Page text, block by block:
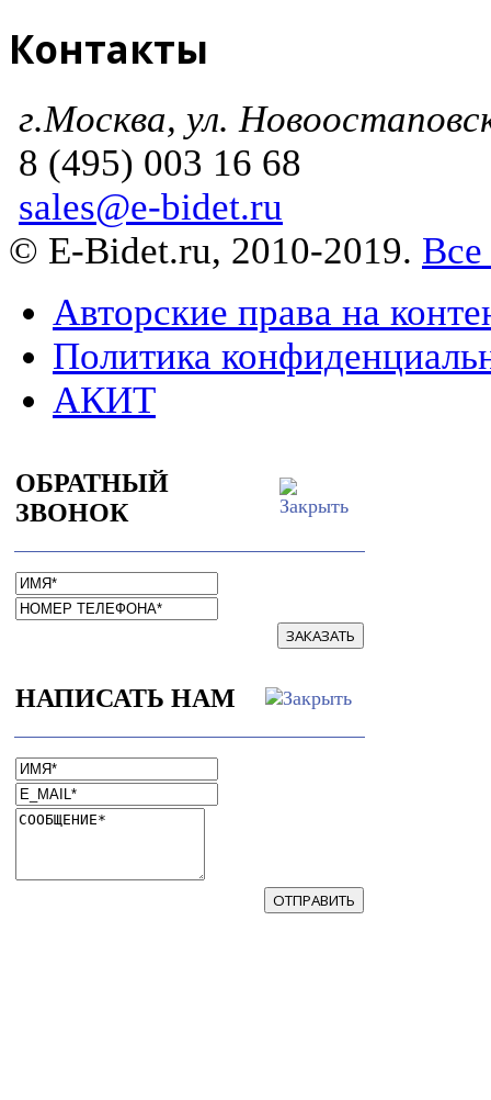
Контакты
г.Москва, ул.
8 (495) 003 16 68
sales@e-bidet.ru
© E-Bidet.ru, 2010-2019.
Авторские права на
Политика
АКИТ
ОБРАТНЫЙ
ЗВОНОК
ЗАКАЗАТЬ
НАПИСАТЬ НАМ
ОТПРАВИТЬ